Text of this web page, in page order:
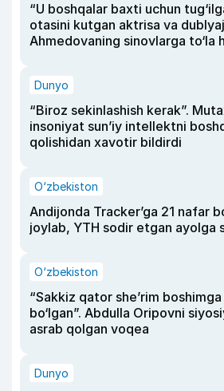
“U boshqalar baxti uchun
otasini kutgan aktrisa va
Ahmedovaning sinovlarga to‘la
Dunyo
“Biroz sekinlashish kerak”.
insoniyat sun’iy intellektni
qolishidan xavotir bildirdi
O‘zbekiston
Andijonda Tracker’ga 21 nafar
joylab, YTH sodir etgan ayolga
O‘zbekiston
“Sakkiz qator she’rim
bo‘lgan”. Abdulla Oripovni
asrab qolgan voqea
Dunyo